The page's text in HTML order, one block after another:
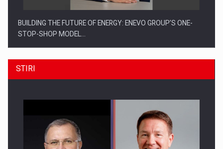
BUILDING THE FUTURE OF ENERGY: ENEVO GROUP’S ONE-
STOP-SHOP MODEL…
STIRI